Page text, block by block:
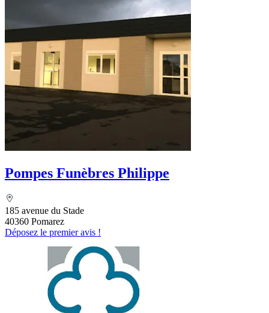
Pompes Funèbres Philippe
185 avenue du Stade
40360 Pomarez
Déposez le premier avis !